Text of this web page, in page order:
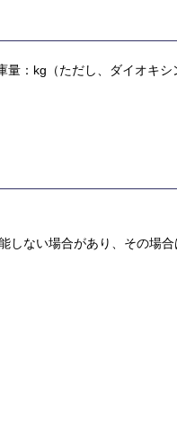
：kg（ただし、ダイオキ
ない場合があり、その場合